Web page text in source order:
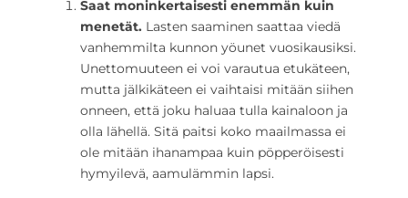
Saat moninkertaisesti enemmän kuin
menetät. Lasten saaminen saattaa viedä
vanhemmilta kunnon yöunet vuosikausiksi.
Unettomuuteen ei voi varautua etukäteen,
mutta jälkikäteen ei vaihtaisi mitään siihen
onneen, että joku haluaa tulla kainaloon ja
olla lähellä. Sitä paitsi koko maailmassa ei
ole mitään ihanampaa kuin pöpperöisesti
hymyilevä, aamulämmin lapsi.